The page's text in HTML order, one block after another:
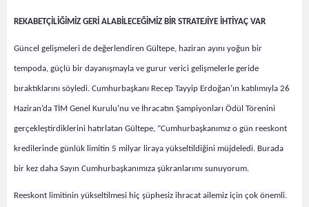
REKABETÇİLİĞİMİZ GERİ ALABİLECEĞİMİZ BİR STRATEJİYE İHTİYAÇ VAR
Güncel gelişmeleri de değerlendiren Gültepe, haziran ayını yoğun bir
tempoda, güçlü bir dayanışmayla ve gurur verici gelişmelerle geride
bıraktıklarını söyledi. Cumhurbaşkanı Recep Tayyip Erdoğan’ın katılımıyla 26
Haziran’da TİM Genel Kurulu’nu ve İhracatın Şampiyonları Ödül Törenini
gerçekleştirdiklerini hatırlatan Gültepe, “Cumhurbaşkanımız o gün reeskont
kredilerinde günlük limitin 5 milyar liraya yükseltildiğini müjdeledi. Burada
bir kez daha Sayın Cumhurbaşkanımıza şükranlarımı sunuyorum.
Reeskont limitinin yükseltilmesi hiç şüphesiz ihracat ailemiz için çok önemli.